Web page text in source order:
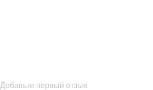
Добавьте первый отзыв